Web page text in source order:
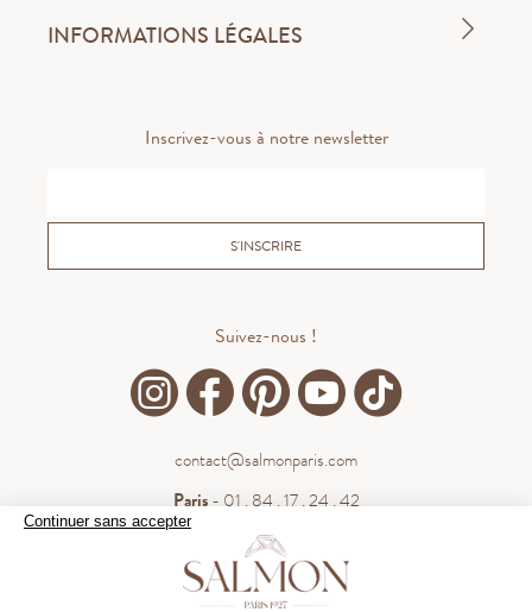
Continuer sans accepter
INFORMATIONS LÉGALES
Inscrivez-vous à notre newsletter
S'INSCRIRE
Suivez-nous !
contact@salmonparis.com
Paris- 01 . 84 . 17 . 24 . 42
- 05 . 35 . 54 . 45 . 53
WhatsApp- 07 . 81 . 63 . 76 . 57